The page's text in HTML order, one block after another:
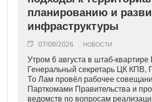
планированию и
инфраструктуры
07/08/2026 НОВОСТИ
Утром 6 августа в штаб-
Генеральный секретарь ЦК КПВ,
То Лам провёл рабочее
Парткомами Правительства и
ведомств по вопросам